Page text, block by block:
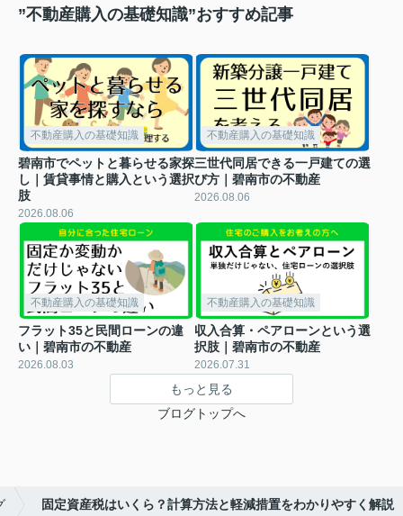
”不動産購入の基礎知識”おすすめ記事
不動産購入の基礎知識
碧南市でペットと暮らせる家探
し｜賃貸事情と購入という選択
肢
2026.08.06
不動産購入の基礎知識
三世代同居できる一戸建ての選
び方｜碧南市の不動産
2026.08.06
不動産購入の基礎知識
フラット35と民間ローンの違
い｜碧南市の不動産
2026.08.03
不動産購入の基礎知識
収入合算・ペアローンという選
択肢｜碧南市の不動産
2026.07.31
もっと見る
ブログトップへ
固定資産税はいくら？計算方法と軽減措置をわかりやすく解説